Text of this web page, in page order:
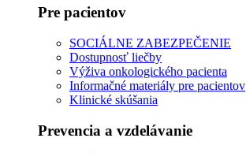
Pre pacientov
SOCIÁLNE ZABEZPEČENIE
Dostupnosť liečby
Výživa onkologického pacienta
Informačné materiály pre pacientov
Klinické skúšania
Prevencia a vzdelávanie